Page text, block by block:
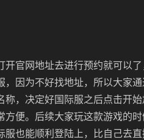
官网地址去进行预约就可以
因为不好找地址，所以大家
，决定好国际服之后点击开
便。后续大家玩这款游戏的
也能顺利登陆上，比自己去